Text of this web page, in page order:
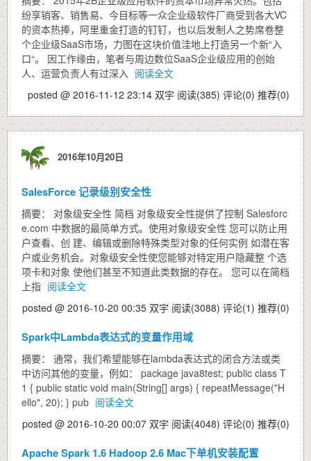
纷享销客、销售易、今目标等一众企业级软件厂商受到各大VC
的资本热捧，阿里重金打造的钉钉，也以后发制人之势席卷整
个企业级SaaS市场，力图在这块价值洼地上打造另一个新“入
口“。 因工作缘由，笔者与周边数位SaaS企业级应用的创始
人、运营负责人有过深入 阅读全文
posted @ 2016-11-12 23:14 双宇 阅读(385) 评论(0) 推荐(0)
2016年10月20日
SalesForce 记录级别安全性
摘要： 对象级安全性 简档 对象级安全性提供了控制 Salesforc
e.com 中数据的最简单方式。使用对象级安全性 您可以防止用
户查看、创 建、编辑或删除特殊类型对象的任何实例 如潜在客
户或业务机会。对象级安全性使您能够对特定用户隐藏整 个选
项卡和对象 使他们甚至不知道此类数据的存在。 您可以在简档
上指 阅读全文
posted @ 2016-10-20 00:35 双宇 阅读(3088) 评论(1) 推荐(0)
Spark中Lambda表达式的变量作用域
摘要： 通常，我们希望能够在lambda表达式的闭合方法或类
中访问其他的变量，例如： package java8test; public class T
1 { public static void main(String[] args) { repeatMessage("H
ello", 20); } pub 阅读全文
posted @ 2016-10-20 00:07 双宇 阅读(4048) 评论(0) 推荐(0)
Apache Spark 1.6 Hadoop 2.6 Mac下单机安装配置